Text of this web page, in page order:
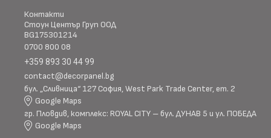
технология
Оценка за
ефективност
Клас на горимост
Предимства
Контакти
Стоун Център Груп ООД
BG175301214
0700 800 08
+359 893 30 44 99
contact@decorpanel.bg
бул. „Сливница“ 127 София, West Park Trade Center, ет. 2
Google Maps
гр. Пловдив, комплекс: ROYAL CITY – бул. ДУНАВ 5 и ул. ПОБЕДА
Google Maps